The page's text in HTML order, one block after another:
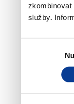
služby.